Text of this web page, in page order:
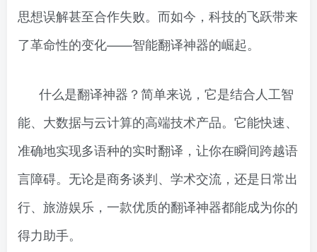
思想误解甚至合作失败。而如今，科技的飞跃带来
了革命性的变化——智能翻译神器的崛起。
什么是翻译神器？简单来说，它是结合人工智
能、大数据与云计算的高端技术产品。它能快速、
准确地实现多语种的实时翻译，让你在瞬间跨越语
言障碍。无论是商务谈判、学术交流，还是日常出
行、旅游娱乐，一款优质的翻译神器都能成为你的
得力助手。